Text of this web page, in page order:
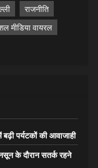
राजनीति
मीडिया वायरल
पर्यटकों की आवाजाही
के दौरान सतर्क रहने